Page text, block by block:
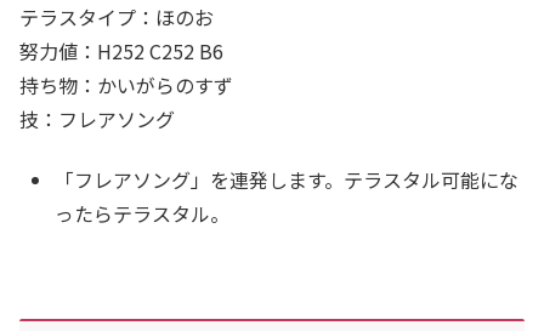
テラスタイプ：ほのお
努力値：H252 C252 B6
持ち物：かいがらのすず
技：フレアソング
「フレアソング」を連発します。 テラスタル可能にな
ったらテラスタル。